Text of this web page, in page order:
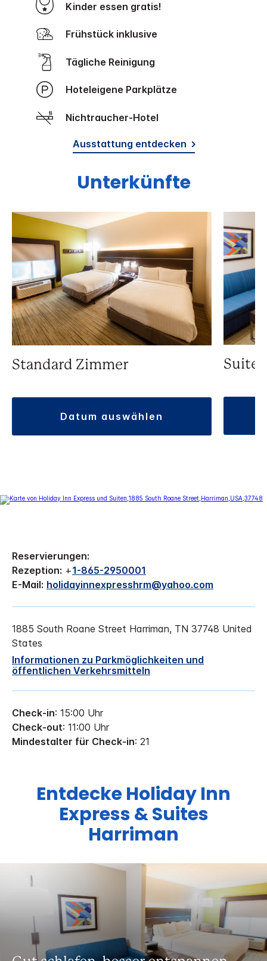
Kinder essen gratis!
Frühstück inklusive
Tägliche Reinigung
Hoteleigene Parkplätze
Nichtraucher-Hotel
Ausstattung entdecken
Unterkünfte
Standard Zimmer
datum auswählen
Suite
Reservierungen:
Rezeption: +1-865-2950001
E-Mail: holidayinnexpresshrm@yahoo.com
1885 South Roane Street Harriman, TN 37748 United
States
Informationen zu Parkmöglichkeiten und
öffentlichen Verkehrsmitteln
Check-in: 15:00 Uhr
Check-out: 11:00 Uhr
Mindestalter für Check-in: 21
EntdeckeHoliday Inn
Express & Suites
Harriman